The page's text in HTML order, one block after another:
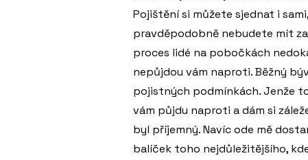
Pojištění si můžete sjednat i
pravděpodobně nebudete mít
proces lidé na pobočkách
nepůjdou vám naproti. Běžný
pojistných podmínkách. Jenže
vám půjdu naproti a dám si
byl příjemný. Navíc ode mě
balíček toho nejdůležitějšího,